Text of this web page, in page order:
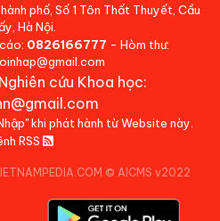
phố, Số 1 Tôn Thất Thuyết, Cầu
Hà Nội.
0826166777 - Hòm thư:
cứu Khoa học:
khi phát hành từ Website này.
RSS
© AICMS v2022